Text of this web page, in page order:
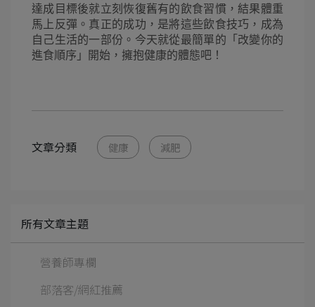
達成目標後就立刻恢復舊有的飲食習慣，結果體重
馬上反彈。真正的成功，是將這些飲食技巧，成為
自己生活的一部份。今天就從最簡單的「改變你的
進食順序」開始，擁抱健康的體態吧！
文章分類 健康 減肥
所有文章主題
營養師專欄
部落客/網紅推薦